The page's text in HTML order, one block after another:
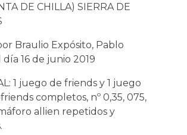
DE CHILLA) SIERRA DE
Braulio Expósito, Pablo
16 de junio 2019
1 juego de friends y 1 juego
completos, nº 0,35, 075,
allien repetidos y